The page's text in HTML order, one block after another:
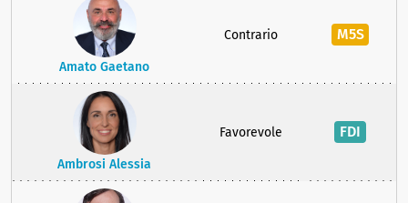
Amato Gaetano
Contrario M5S
Ambrosi Alessia
Favorevole FDI